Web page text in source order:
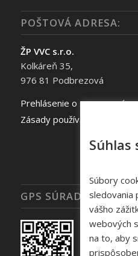
POŠTOVÁ ADRESA:
ŽP VVC s.r.o.
Kolkáreň 35,
976 81 Podbrezová
Prehlásenie o spracovaní
Zásady používania súborov
GPS SÚRADNICE
Súhlas
Súbory
sledovania
vášho
webových
na to, aby